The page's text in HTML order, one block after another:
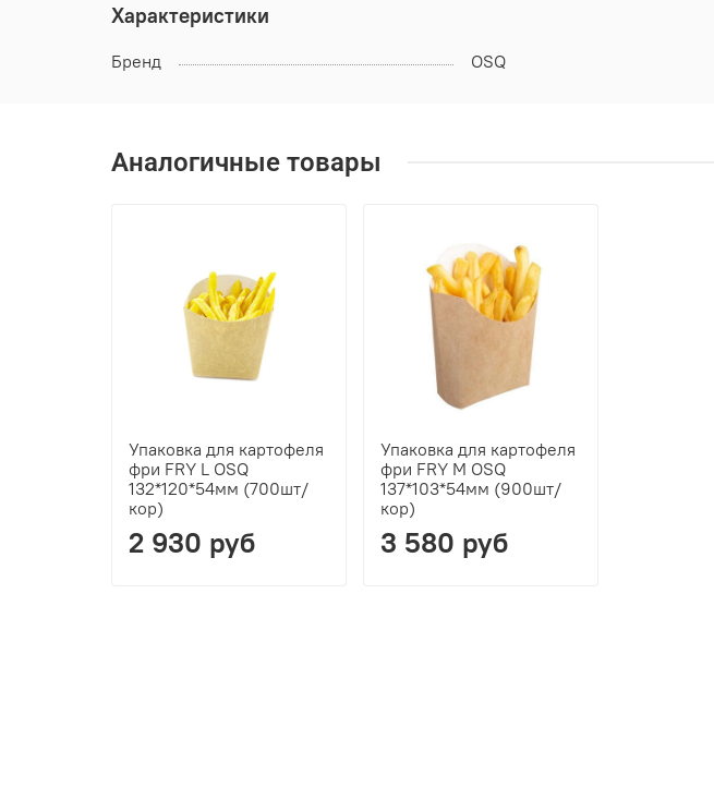
Характеристики
Бренд OSQ
Аналогичные товары
Упаковка для картофеля
фри FRY L OSQ
132*120*54мм (700шт/
кор)
2 930 руб
Упаковка для картофеля
фри FRY M OSQ
137*103*54мм (900шт/
кор)
3 580 руб